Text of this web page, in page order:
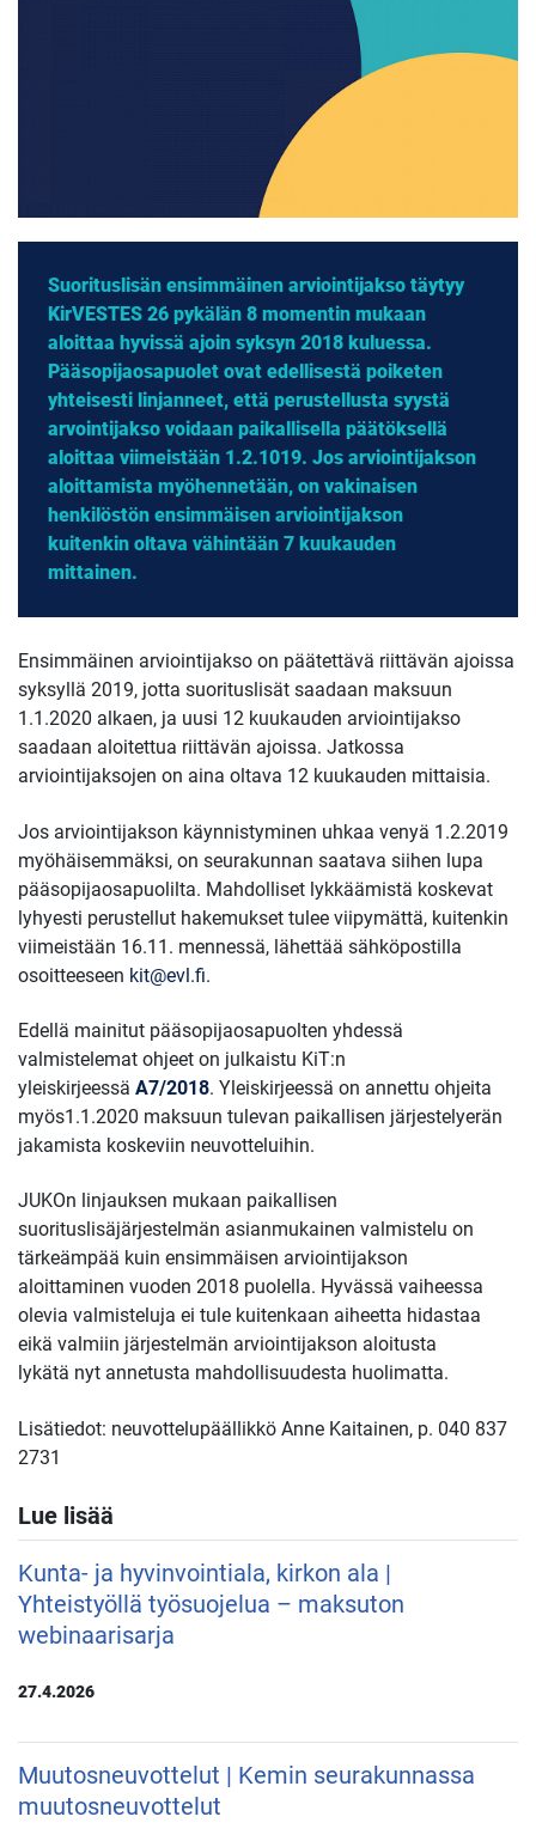
Suorituslisän ensimmäinen arviointijakso täytyy
KirVESTES 26 pykälän 8 momentin mukaan
aloittaa hyvissä ajoin syksyn 2018 kuluessa.
Pääsopijaosapuolet ovat edellisestä poiketen
yhteisesti linjanneet, että perustellusta syystä
arvointijakso voidaan paikallisella päätöksellä
aloittaa viimeistään 1.2.1019. Jos arviointijakson
aloittamista myöhennetään, on vakinaisen
henkilöstön ensimmäisen arviointijakson
kuitenkin oltava vähintään 7 kuukauden
mittainen.
Ensimmäinen arviointijakso on päätettävä riittävän ajoissa
syksyllä 2019, jotta suorituslisät saadaan maksuun
1.1.2020 alkaen, ja uusi 12 kuukauden arviointijakso
saadaan aloitettua riittävän ajoissa. Jatkossa
arviointijaksojen on aina oltava 12 kuukauden mittaisia.
Jos arviointijakson käynnistyminen uhkaa venyä 1.2.2019
myöhäisemmäksi, on seurakunnan saatava siihen lupa
pääsopijaosapuolilta. Mahdolliset lykkäämistä koskevat
lyhyesti perustellut hakemukset tulee viipymättä, kuitenkin
viimeistään 16.11. mennessä, lähettää sähköpostilla
osoitteeseen kit@evl.fi.
Edellä mainitut pääsopijaosapuolten yhdessä
valmistelemat ohjeet on julkaistu KiT:n
yleiskirjeessä A7/2018. Yleiskirjeessä on annettu ohjeita
myös1.1.2020 maksuun tulevan paikallisen järjestelyerän
jakamista koskeviin neuvotteluihin.
JUKOn linjauksen mukaan paikallisen
suorituslisäjärjestelmän asianmukainen valmistelu on
tärkeämpää kuin ensimmäisen arviointijakson
aloittaminen vuoden 2018 puolella. Hyvässä vaiheessa
olevia valmisteluja ei tule kuitenkaan aiheetta hidastaa
eikä valmiin järjestelmän arviointijakson aloitusta
lykätä nyt annetusta mahdollisuudesta huolimatta.
Lisätiedot: neuvottelupäällikkö Anne Kaitainen, p. 040 837
2731
Lue lisää
Kunta- ja hyvinvointiala, kirkon ala |
Yhteistyöllä työsuojelua – maksuton
webinaarisarja
27.4.2026
Muutosneuvottelut | Kemin seurakunnassa
muutosneuvottelut